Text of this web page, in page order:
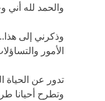
والحمد لله
وذكرني إلى
الأمور
تدور عن الحياة
وتطرح أحيانا